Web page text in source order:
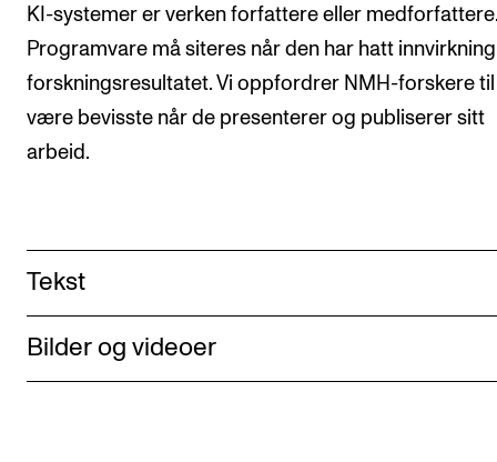
KI-systemer er verken forfattere eller medforfattere.
Programvare må siteres når den har hatt
forskningsresultatet. Vi oppfordrer NMH-forskere til
være bevisste når de presenterer og publiserer sitt
arbeid.
Tekst
Bilder og videoer